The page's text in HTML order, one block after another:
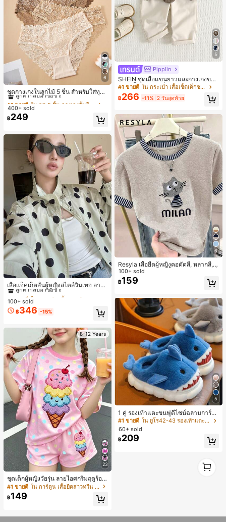
6
ชุดกางเกงในลูกไม้ 5 ชิ้น สำหรับใส่ทุกวั
น
#1 ขายดี
ลูกค้ากลับมาซื้อซ้ำ!
#1 ขายดี
ลูกค้ากลับมาซื้อซ้ำ!
#1 ขายดี
ลูกค้ากลับมาซื้อซ้ำ!
#1 ขายดี
400+ sold
฿249
เสื้อแจ็คเก็ตสั้นผู้หญิงสไตล์วินเทจ ลายจุ
ดขนาดใหญ่ คอตั้ง เอวเข้ารูป แขนพอง
ทรงหลวม แฟชั่นอเนกประสงค์ สำหรับใ
ส่ประจำวันและไปเที่ยวพักผ่อน
#1 ขายดี
ใน กระเป๋า เสื้อคลุมลำลอง
ลูกค้ากลับมาซื้อซ้ำ!
#1 ขายดี ใน กระเป๋า เสื้อคลุมลำลอง
ลูกค้ากลับมาซื้อซ้ำ!
#1 ขายดี ใน กระเป๋า เสื้อคลุมลำลอง
ลูกค้ากลับมาซื้อซ้ำ!
#1 ขายดี ใน กระเป๋า เสื้อคลุมลำลอง
100+ sold
฿346 -15%
8-12 Years
23
ชุดเด็กผู้หญิงวัยรุ่น ลายไอศกรีมฤดูร้อน
แบบมินิมอลน่ารัก ลายจุดสีสันสดใส สไ
ตล์ครีมหวาน สไตล์วันหยุด ชุด 2 ชิ้น แ
ขนสั้นและกางเกงขาสั้น เหมาะสำหรับฤ
#1 ขายดี ใน การ์ตูน เสื้อยืดสาวทวีน Co-ord
฿149
5
Pipplin
SHEIN ชุดเสื้อแขนยาวและกางเกงขาย
าว 2 ชิ้น สำหรับเด็กทารกชาย/หญิง ยูนิ
เซ็กซ์ สไตล์วินเทจ ลำลอง ฤดูใบไม้ร่วง/
ฤดูหนาว ชุดเสื้อผ้าเด็กทารกชาย นุ่มนิ่
#1 ขายดี ใน กระเป๋า เสื้อเชิ้ตเด็กชาย
฿266 -11% 2 วันสุดท้าย
6
Resyla เสื้อยืดผู้หญิงคอตัดสี, หลากสี, ล
ายพิมพ์แมวน่ารัก, เสื้อสำหรับออกไปเที่
ยวฤดูร้อน, ดีไซน์กราฟิก, ความรู้สึกพรีเ
มียม, ลำลองอเนกประสงค์, สวมใส่ประ
เสื้อผ้ากลางแจ้ง
100+ sold
฿159
5
1 คู่ รองเท้าแตะขนฟูดีไซน์ฉลามการ์ตู
น น่ารักและสนุกสนาน เหมาะสำหรับฤดู
ใบไม้ร่วง/ฤดูหนาว รองเท้าแตะยูนิเซ็ก
ซ์เหล่านี้สามารถสวมใส่ได้ทั้งในร่มและ
กลางแจ้ง ช่วยให้เท้าของคุณอบอุ่นและ
สบาย ทำให้เป็นของตกแต่งบ้านส่วนตัว
#1 ขายดี
ใน ยูโร42-43 รองเท้าแตะใส่ในบ้าน
60+ sold
฿209